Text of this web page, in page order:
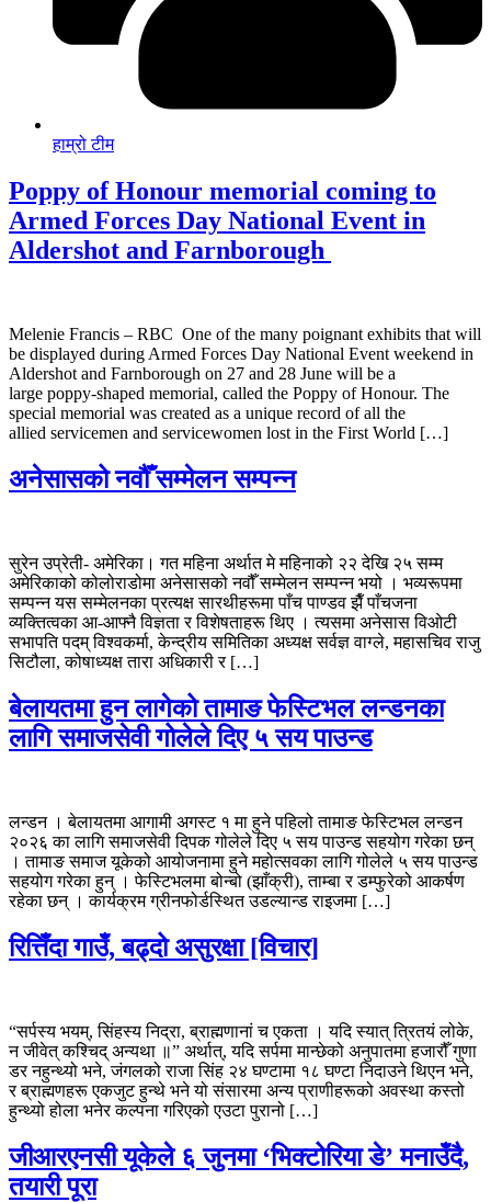
हाम्रो टीम
Poppy of Honour memorial coming to
Armed Forces Day National Event in
Aldershot and Farnborough
Melenie Francis – RBC One of the many poignant exhibits that will
be displayed during Armed Forces Day National Event weekend in
Aldershot and Farnborough on 27 and 28 June will be a
large poppy-shaped memorial, called the Poppy of Honour. The
special memorial was created as a unique record of all the
allied servicemen and servicewomen lost in the First World […]
अनेसासको नवौँ सम्मेलन सम्पन्न
सुरेन उप्रेती- अमेरिका। गत महिना अर्थात मे महिनाको २२ देखि २५ सम्म
अमेरिकाको कोलोराडोमा अनेसासको नवौँ सम्मेलन सम्पन्न भयो । भव्यरूपमा
सम्पन्न यस सम्मेलनका प्रत्यक्ष सारथीहरूमा पाँच पाण्डव झैँ पाँचजना
व्यक्तित्वका आ-आफ्नै विज्ञता र विशेषताहरू थिए । त्यसमा अनेसास वि‌ओटी
सभापति पदम् विश्वकर्मा, केन्द्रीय समितिका अध्यक्ष सर्वज्ञ वाग्ले, महासचिव राजु
सिटौला, कोषाध्यक्ष तारा अधिकारी र […]
बेलायतमा हुन लागेको तामाङ फेस्टिभल लन्डनका
लागि समाजसेवी गोलेले दिए ५ सय पाउन्ड
लन्डन । बेलायतमा आगामी अगस्ट १ मा हुने पहिलो तामाङ फेस्टिभल लन्डन
२०२६ का लागि समाजसेवी दिपक गोलेले दिए ५ सय पाउन्ड सहयोग गरेका छन्
। तामाङ समाज यूकेको आयोजनामा हुने महोत्सवका लागि गोलेले ५ सय पाउन्ड
सहयोग गरेका हुन् । फेस्टिभलमा बोन्बो (झाँक्री), ताम्बा र डम्फुरेको आकर्षण
रहेका छन् । कार्यक्रम ग्रीनफोर्डस्थित उडल्यान्ड राइजमा […]
रित्तिँदा गाउँ, बढ्दो असुरक्षा [विचार]
“सर्पस्य भयम्, सिंहस्य निद्रा, ब्राह्मणानां च एकता । यदि स्यात् त्रितयं लोके,
न जीवेत् कश्चिद् अन्यथा ॥” अर्थात्, यदि सर्पमा मान्छेको अनुपातमा हजारौँ गुणा
डर नहुन्थ्यो भने, जंगलको राजा सिंह २४ घण्टामा १८ घण्टा निदाउने थिएन भने,
र ब्राह्मणहरू एकजुट हुन्थे भने यो संसारमा अन्य प्राणीहरूको अवस्था कस्तो
हुन्थ्यो होला भनेर कल्पना गरिएको एउटा पुरानो […]
जीआरएनसी यूकेले ६ जुनमा ‘भिक्टोरिया डे’ मनाउँदै,
तयारी पूरा